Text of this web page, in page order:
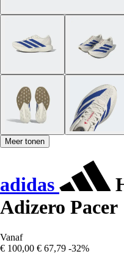
Meer tonen
adidas
Adizero Pacer
Vanaf
€ 100,00 € 67,79 -32%